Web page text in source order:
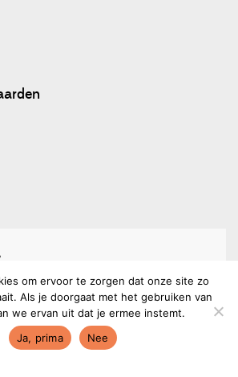
in voor onze nieuwsbrief
om ervoor te zorgen dat onze site zo
Als je doorgaat met het gebruiken van
we ervan uit dat je ermee instemt.
Ja, prima
Nee